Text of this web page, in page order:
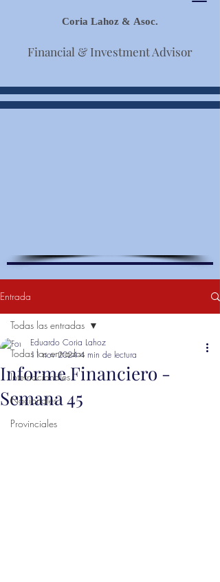
Coria Lahoz & Asoc.
Financial & Investment Advisor
Entrada
Todas las entradas
Internacionales
Nacionales
Provinciales
Todas las entradas
Informe Financiero -
Semana 45
Eduardo Coria Lahoz
11 nov 2024 4 min de lectura